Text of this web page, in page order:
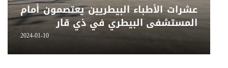
عشرات الأطباء البيطريين يعتصمون أمام
المستشفى البيطري في ذي قار
2024-01-10